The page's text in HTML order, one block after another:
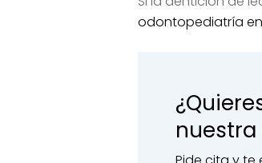
odontopediatría